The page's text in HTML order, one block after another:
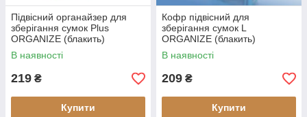
Підвісний органайзер для
зберігання сумок Plus
ORGANIZE (блакить)
В наявності
219 ₴
Купити
Кофр підвісний для
зберігання сумок L
ORGANIZE (блакить)
В наявності
209 ₴
Купити